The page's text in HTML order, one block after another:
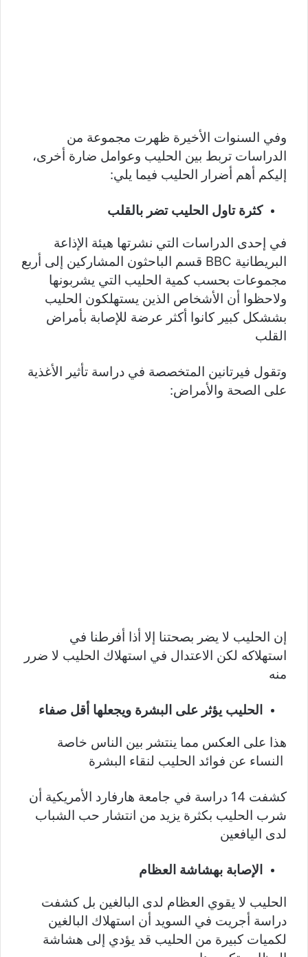
وفي السنوات الأخيرة ظهرت مجموعة من
الدراسات تربط بين الحليب وعوامل ضارة أخرى،
إليكم أهم أضرار الحليب فيما يلي:
كثرة تاول الحليب تضر بالقلب
في إحدى الدراسات التي نشرتها هيئة الإذاعة
البريطانية BBC قسم الباحثون المشاركين إلى أربع
مجموعات بحسب كمية الحليب التي يشربونها
ولاحظوا أن الأشخاص الذين يستهلكون الحليب
بششكل كبير كانوا أكثر عرضة للإصابة بأمراض
القلب
وتقول فيرتانين المتخصصة في دراسة تأثير الأغذية
على الصحة والأمراض:
إن الحليب لا يضر بصحتنا إلا أذا أفرطنا في
استهلاكه لكن الاعتدال في استهلاك الحليب لا ضرر
منه
الحليب يؤثر على البشرة ويجعلها أقل صفاء
هذا على العكس مما ينتشر بين الناس خاصة
النساء عن فوائد الحليب لنقاء البشرة
كشفت 14 دراسة في جامعة هارفارد الأمريكية أن
شرب الحليب بكثرة يزيد من انتشار حب الشباب
لدى اليافعين
الإصابة بهشاشة العظام
الحليب لا يقوي العظام لدى البالغين بل كشفت
دراسة أجريت في السويد أن استهلاك البالغين
لكميات كبيرة من الحليب قد يؤدي إلى هشاشة